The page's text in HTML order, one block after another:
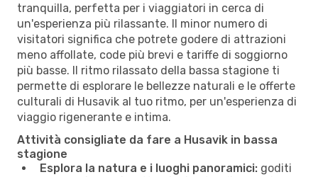
tranquilla, perfetta per i viaggiatori in cerca di
un'esperienza più rilassante. Il minor numero di
visitatori significa che potrete godere di attrazioni
meno affollate, code più brevi e tariffe di soggiorno
più basse. Il ritmo rilassato della bassa stagione ti
permette di esplorare le bellezze naturali e le offerte
culturali di Husavik al tuo ritmo, per un'esperienza di
viaggio rigenerante e intima.
Attività consigliate da fare a Husavik in bassa
stagione
Esplora la natura e i luoghi panoramici: goditi